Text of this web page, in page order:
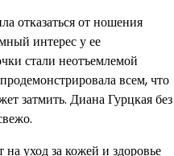
отказаться от ношения
интерес у ее
стали неотъемлемой
всем, что
затмить. Диана Гурцкая без
уход за кожей и здоровье